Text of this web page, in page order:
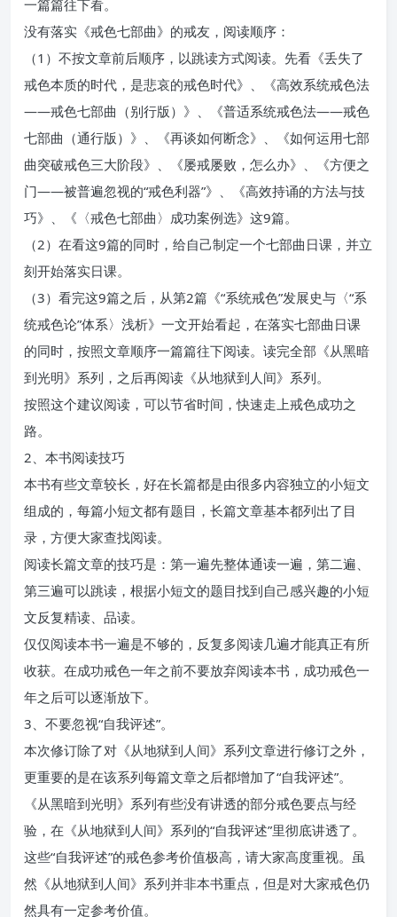
一篇篇往下看。
没有落实《戒色七部曲》的戒友，阅读顺序：
（1）不按文章前后顺序，以跳读方式阅读。先看《丢失了
戒色本质的时代，是悲哀的戒色时代》、《高效系统戒色法
——戒色七部曲（别行版）》、《普适系统戒色法——戒色
七部曲（通行版）》、《再谈如何断念》、《如何运用七部
曲突破戒色三大阶段》、《屡戒屡败，怎么办》、《方便之
门——被普遍忽视的“戒色利器”》、《高效持诵的方法与技
巧》、《〈戒色七部曲〉成功案例选》这9篇。
（2）在看这9篇的同时，给自己制定一个七部曲日课，并立
刻开始落实日课。
（3）看完这9篇之后，从第2篇《“系统戒色”发展史与〈“系
统戒色论”体系〉浅析》一文开始看起，在落实七部曲日课
的同时，按照文章顺序一篇篇往下阅读。读完全部《从黑暗
到光明》系列，之后再阅读《从地狱到人间》系列。
按照这个建议阅读，可以节省时间，快速走上戒色成功之
路。
2、本书阅读技巧
本书有些文章较长，好在长篇都是由很多内容独立的小短文
组成的，每篇小短文都有题目，长篇文章基本都列出了目
录，方便大家查找阅读。
阅读长篇文章的技巧是：第一遍先整体通读一遍，第二遍、
第三遍可以跳读，根据小短文的题目找到自己感兴趣的小短
文反复精读、品读。
仅仅阅读本书一遍是不够的，反复多阅读几遍才能真正有所
收获。在成功戒色一年之前不要放弃阅读本书，成功戒色一
年之后可以逐渐放下。
3、不要忽视“自我评述”。
本次修订除了对《从地狱到人间》系列文章进行修订之外，
更重要的是在该系列每篇文章之后都增加了“自我评述”。
《从黑暗到光明》系列有些没有讲透的部分戒色要点与经
验，在《从地狱到人间》系列的“自我评述”里彻底讲透了。
这些“自我评述”的戒色参考价值极高，请大家高度重视。虽
然《从地狱到人间》系列并非本书重点，但是对大家戒色仍
然具有一定参考价值。